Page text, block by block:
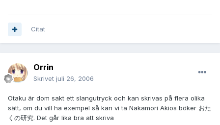
Citat
Orrin
Skrivet juli 26, 2006
Otaku är dom sakt ett slangutryck och kan skrivas på flera olika
sätt, om du vill ha exempel så kan vi ta Nakamori Akios böker おた
くの研究. Det går lika bra att skriva